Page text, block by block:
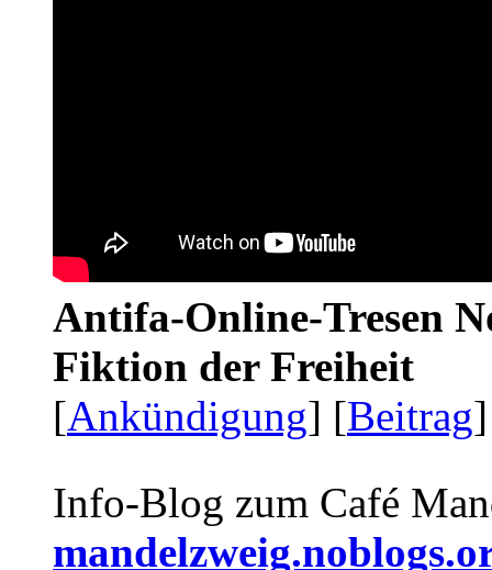
Antifa-Online-Tresen
Fiktion der Freiheit
[Ankündigung] [Beitrag
Info-Blog zum Café